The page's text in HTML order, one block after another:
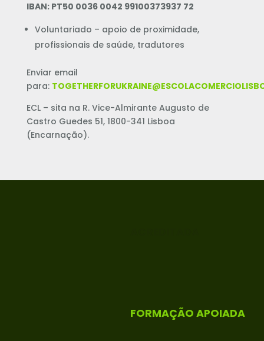
IBAN: PT50 0036 0042 99100373937 72
Voluntariado – apoio de proximidade,
profissionais de saúde, tradutores
Enviar email
para:
ECL – sita na R. Vice-Almirante Augusto de
Castro Guedes 51, 1800-341 Lisboa
(Encarnação).
FORMAÇÃO APOIADA